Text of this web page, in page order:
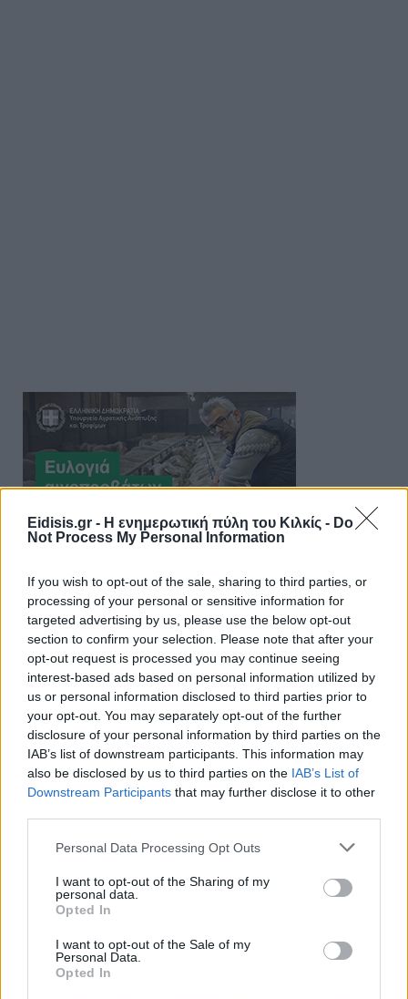
Eidisis.gr - Η ενημερωτική πύλη του Κιλκίς - Do
Not Process My Personal Information
If you wish to opt-out of the sale, sharing to third parties, or
processing of your personal or sensitive information for
targeted advertising by us, please use the below opt-out
section to confirm your selection. Please note that after your
opt-out request is processed you may continue seeing
interest-based ads based on personal information utilized by
us or personal information disclosed to third parties prior to
your opt-out. You may separately opt-out of the further
disclosure of your personal information by third parties on the
IAB’s list of downstream participants. This information may
also be disclosed by us to third parties on the IAB’s List of
Downstream Participants that may further disclose it to other
Personal Data Processing Opt Outs
I want to opt-out of the Sharing of my
personal data.
Opted In
I want to opt-out of the Sale of my
Personal Data.
Opted In
Πρωινή